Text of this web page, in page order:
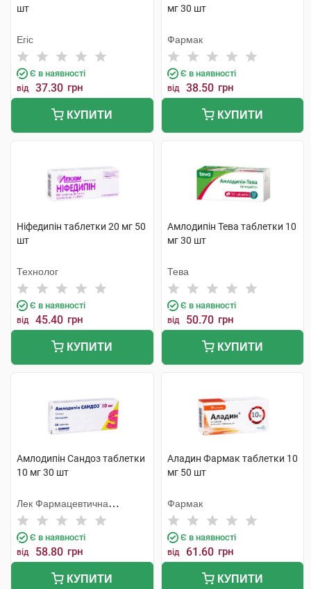
шт
Егіс
Є в наявності
від 37.30 грн
КУПИТИ
мг 30 шт
Фармак
Є в наявності
від 38.50 грн
КУПИТИ
Ніфедипін таблетки 20 мг 50
шт
Технолог
Є в наявності
від 45.40 грн
КУПИТИ
Амлодипін Тева таблетки 10
мг 30 шт
Тева
Є в наявності
від 50.70 грн
КУПИТИ
Амлодипін Сандоз таблетки
10 мг 30 шт
Лек Фармацевтична
компанія
Є в наявності
від 58.80 грн
КУПИТИ
Аладин Фармак таблетки 10
мг 50 шт
Фармак
Є в наявності
від 61.60 грн
КУПИТИ